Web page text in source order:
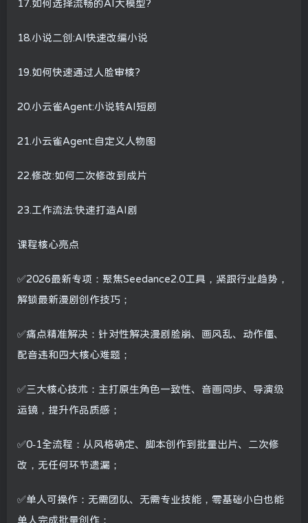
17.如何选择流畅的AI大模型?
18.小说二创:AI快速改编小说
19.如何快速通过人脸审核?
20.小云雀Agent:小说转AI短剧
21.小云雀Agent:自定义人物图
22.修改:如何二次修改到成片
23.工作流法:快速打造AI剧
课程核心亮点
✅2026最新专项：聚焦Seedance2.0工具，紧跟行业趋势，
解锁最新漫剧创作技巧；
✅痛点精准解决：针对性解决漫剧脸崩、画风乱、动作僵、
配音违和四大核心难题；
✅三大核心技术：主打原生角色一致性、音画同步、导演级
运镜，提升作品质感；
✅0-1全流程：从风格确定、脚本创作到批量出片、二次修
改，无任何环节遗漏；
✅单人可操作：无需团队、无需专业技能，零基础小白也能
单人完成批量创作；